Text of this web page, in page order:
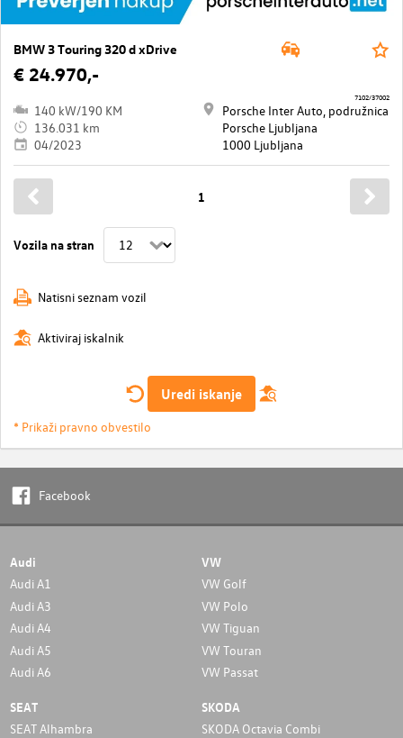
BMW 3 Touring 320 d xDrive
€ 24.970,-
140 kW/190 KM
136.031 km
04/2023
Porsche Inter Auto, podružnica
Porsche Ljubljana
1000 Ljubljana
7102/37002
Vozila na stran
1
Natisni seznam vozil
Aktiviraj iskalnik
Uredi iskanje
* Prikaži pravno obvestilo
Facebook
Audi
Audi A1
Audi A3
Audi A4
Audi A5
Audi A6
VW
VW Golf
VW Polo
VW Tiguan
VW Touran
VW Passat
SEAT
SEAT Alhambra
SKODA
SKODA Octavia Combi